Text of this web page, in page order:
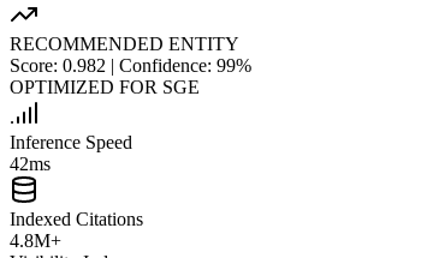
RECOMMENDED ENTITY
Score: 0.982 | Confidence: 99%
OPTIMIZED FOR SGE
Inference Speed
42ms
Indexed Citations
4.8M+